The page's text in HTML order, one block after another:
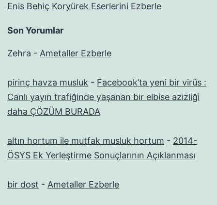
Enis Behiç Koryürek Eserlerini Ezberle
Son Yorumlar
Zehra - Ametaller Ezberle
pirinç havza musluk - Facebook’ta yeni bir virüs :
Canlı yayın trafiğinde yaşanan bir elbise azizliği
daha ÇÖZÜM BURADA
altın hortum ile mutfak musluk hortum - 2014-
ÖSYS Ek Yerleştirme Sonuçlarının Açıklanması
bir dost - Ametaller Ezberle